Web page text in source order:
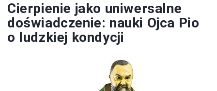
Cierpienie jako uniwersalne
doświadczenie: nauki Ojca Pio
o ludzkiej kondycji